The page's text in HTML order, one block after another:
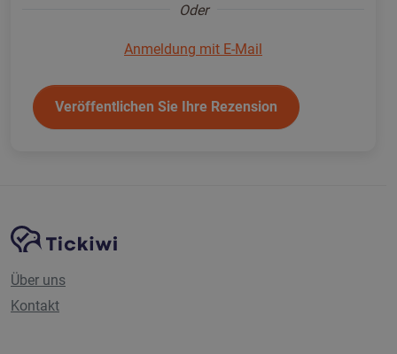
Oder
Anmeldung mit E-Mail
Veröffentlichen Sie Ihre Rezension
Website-Navigation
Tickiwi-Plattform
Über uns
Kontakt